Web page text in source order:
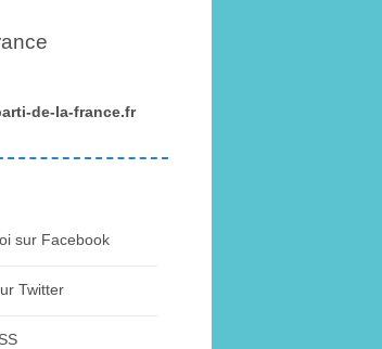
de-la-france.fr
sur Facebook
Twitter